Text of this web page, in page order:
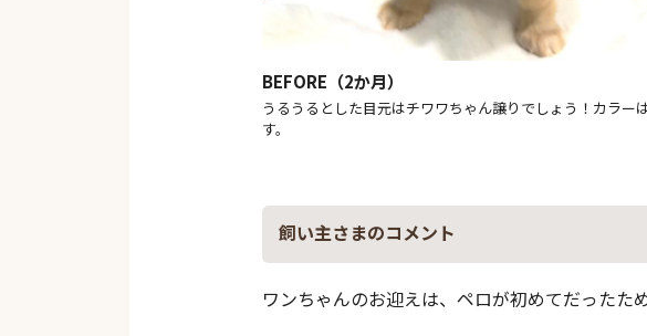
BEFORE（2か月）
うるうるとした目元はチワワちゃん譲りでしょう！カラー
す。
飼い主さまのコメント
ワンちゃんのお迎えは、ペロが初めてだったた